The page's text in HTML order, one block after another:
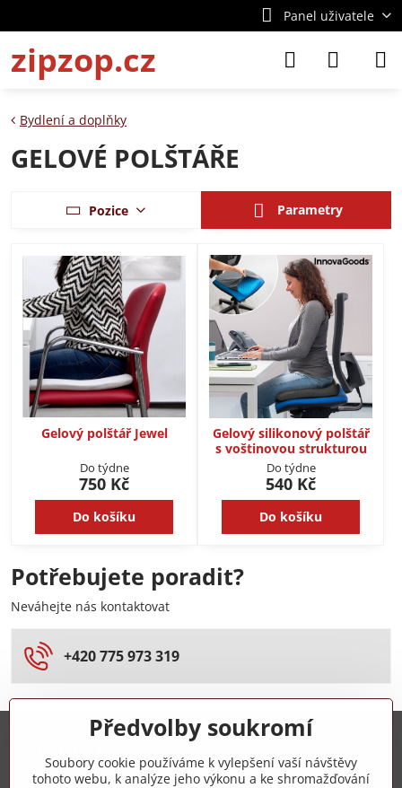
Panel uživatele
zipzop.cz
Bydlení a doplňky
GELOVÉ POLŠTÁŘE
Pozice Parametry
Gelový polštář Jewel
Do týdne
750 Kč
Do košíku
Gelový silikonový polštář
s voštinovou strukturou
Do týdne
540 Kč
Do košíku
Potřebujete poradit?
Neváhejte nás kontaktovat
+420 775 973 319
Předvolby soukromí
Soubory cookie používáme k vylepšení vaší návštěvy
tohoto webu, k analýze jeho výkonu a ke shromažďování